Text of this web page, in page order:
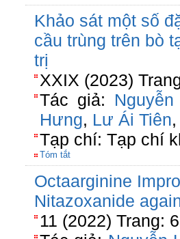
Khảo sát một số
cầu trùng trên bò
trị
XXIX (2023)
Tác giả:
Hưng, Lư Ái Tiên
Tạp chí: Tạp chí
Tóm tắt
Octaarginine
Nitazoxanide
11 (2022) Trang: